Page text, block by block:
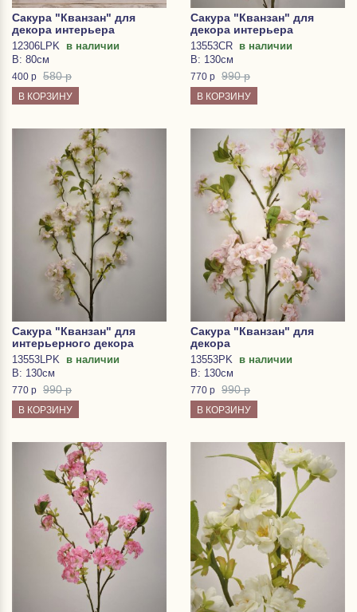
Сакура "Кванзан" для
декора интерьера
12306LPK
в наличии
В: 80см
400 р 580 р
В КОРЗИНУ
Сакура "Кванзан" для
декора интерьера
13553CR в наличии
В: 130см
770 р 990 р
В КОРЗИНУ
Сакура "Кванзан" для
интерьерного декора
13553LPK в наличии
В: 130см
770 р 990 р
В КОРЗИНУ
Сакура "Кванзан" для
декора
13553PK в наличии
В: 130см
770 р 990 р
В КОРЗИНУ